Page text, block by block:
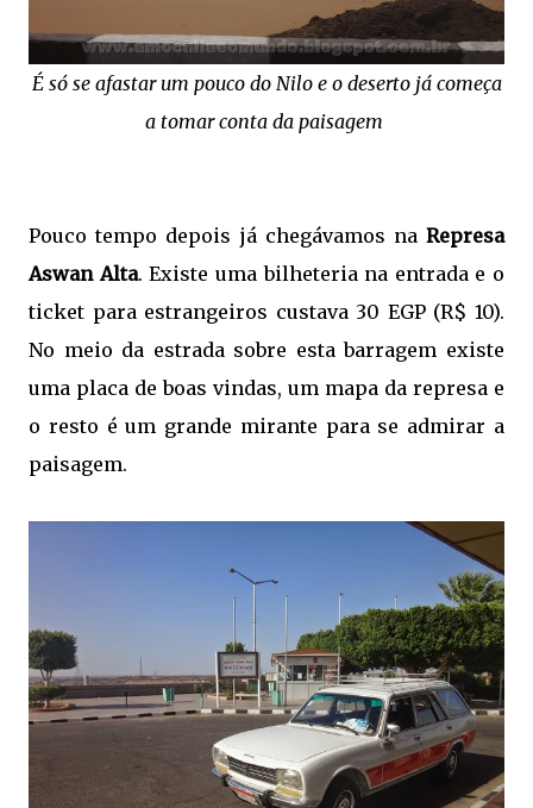
É só se afastar um pouco do Nilo e o deserto já começa
a tomar conta da paisagem
Pouco tempo depois já chegávamos na Represa
Aswan Alta. Existe uma bilheteria na entrada e o
ticket para estrangeiros custava 30 EGP (R$ 10).
No meio da estrada sobre esta barragem existe
uma placa de boas vindas, um mapa da represa e
o resto é um grande mirante para se admirar a
paisagem.